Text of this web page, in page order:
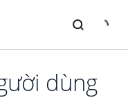
dùng